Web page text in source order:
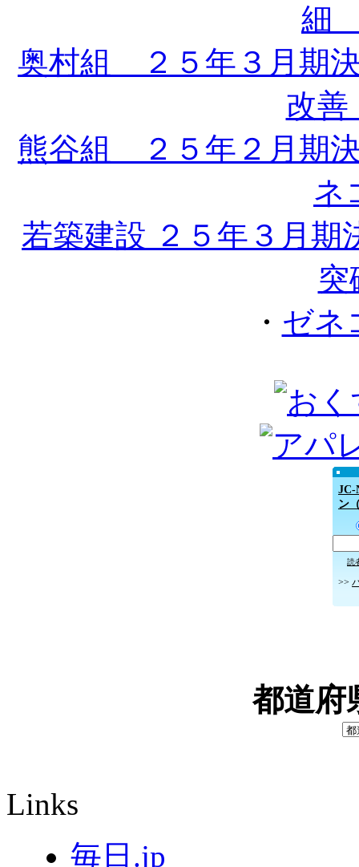
細
奥村組 ２５年３月期
改
熊谷組 ２５年２月期
ネ
若築建設 ２５年３月期
・ ゼネ
JC-
ン
読
>>
都道府
Links
毎日.jp